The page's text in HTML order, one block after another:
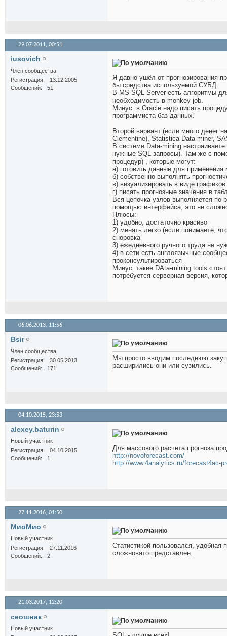
29.07.2011, 00:51
iusovich
Член сообщества
Регистрация
13.12.2005
Сообщений
51
Я давно ушёл от прогнозирования
бы средства используемой СУБД.
В MS SQL Server есть алгоритмы
необходимость в monkey job.
Минус: в Oracle надо писать
программиста баз данных.
Второй вариант (если много денег
Clementine), Statistica Data-miner,
В системе Data-mining
нужные SQL запросы). Там же с
процедур) , которые могут:
а) готовить данные для
б) собственно выполнять
в) визуализировать в виде
г) писать прогнозные значения в
Вся цепочка узлов выполняется по
помощью интерфейса, это не
Плюсы:
1) удобно, достаточно красиво
2) менять легко (если понимаете,
сноровка
3) ежедневного ручного труда не
4) в сети есть англоязычные
проконсультироваться
Минус: такие DAta-mining tools
потребуется серверная версия,
06.06.2013, 11:56
Bsir
Член сообщества
Регистрация
30.05.2013
Сообщений
171
Мы просто вводим последнюю
расширились они или сузились.
04.10.2015, 23:53
alexey.baturin
Новый участник
Регистрация
04.10.2015
Сообщений
1
Для массового расчета прогноза
http://novoforecast.com/
http://www.4analytics.ru/forecast4ac-
27.11.2016, 01:50
МиоМио
Новый участник
Регистрация
27.11.2016
Сообщений
2
Статистикой пользовался,
сложновато представлен.
21.03.2017, 12:20
сеошник
Новый участник